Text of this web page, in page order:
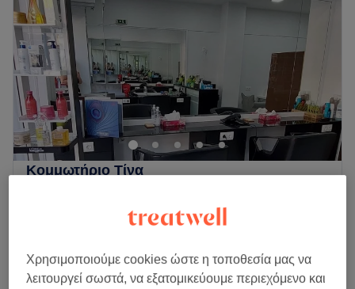
Κομμωτήριο Τίνα
Εμφάνιση στον χάρτη
Λούσιμο, Χτένισμα & Κούρεμα
Περισσότερα για το κατάστημα
Χρησιμοποιούμε cookies ώστε η τοποθεσία μας να
λειτουργεί σωστά, να εξατομικεύουμε περιεχόμενο και